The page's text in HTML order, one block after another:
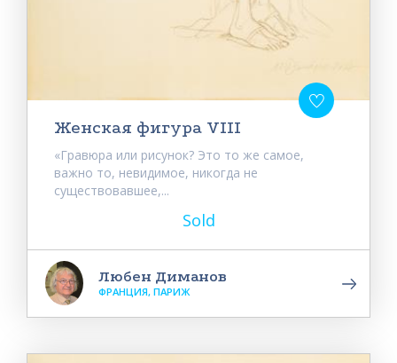
Женская фигура VIII
«Гравюра или рисунок? Это то же самое,
важно то, невидимое, никогда не
существовавшее,...
Sold
Любен Диманов
ФРАНЦИЯ, ПАРИЖ